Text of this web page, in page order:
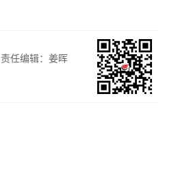
责任编辑：姜晖